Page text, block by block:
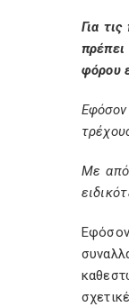
Για
φόρου
Εφόσον
Με